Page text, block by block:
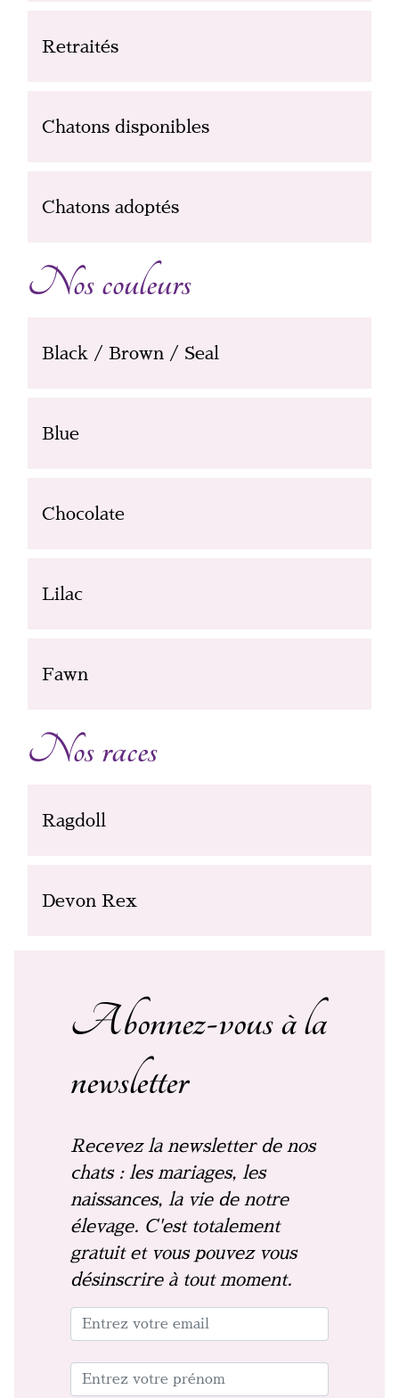
Retraités
Chatons disponibles
Chatons adoptés
Nos couleurs
Black / Brown / Seal
Blue
Chocolate
Lilac
Fawn
Nos races
Ragdoll
Devon Rex
Abonnez-vous à la
newsletter
Recevez la newsletter de nos
chats : les mariages, les
naissances, la vie de notre
élevage. C'est totalement
gratuit et vous pouvez vous
désinscrire à tout moment.